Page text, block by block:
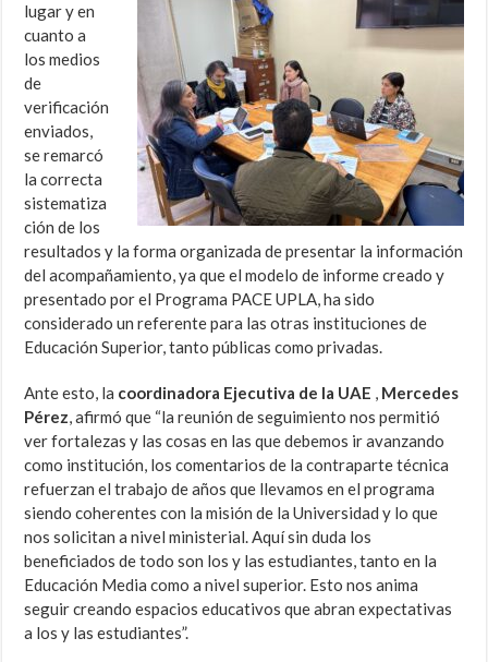
lugary en
cuanto a
los medios
de
verificación
enviados,
se remarcó
la correcta
sistematiza
ción de los
resultados y la forma organizada de presentar la información
del acompañamiento, ya que el modelo de informe creado y
presentado por el Programa PACE UPLA, ha sido
considerado un referente para las otras instituciones de
Educación Superior, tanto públicas como privadas.
Ante esto, la coordinadora Ejecutiva de la UAE , Mercedes
Pérez, afirmó que “la reunión de seguimiento nos permitió
ver fortalezas y las cosas en las que debemos ir avanzando
como institución, los comentarios de la contraparte técnica
refuerzan el trabajo de años que llevamos en el programa
siendo coherentes con la misión de la Universidad y lo que
nos solicitan a nivel ministerial. Aquí sin duda los
beneficiados de todo son los y las estudiantes, tanto en la
Educación Media como a nivel superior. Esto nos anima
seguir creando espacios educativos que abran expectativas
a los y las estudiantes”.